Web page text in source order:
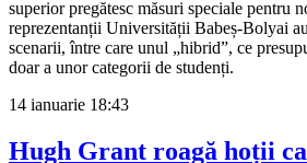
superior pregătesc măsuri speciale pentru
reprezentanții Universității Babeș-Bolyai
scenarii, între care unul „hibrid”, ce
doar a unor categorii de studenți.
14 ianuarie 18:43
Hugh Grant roagă hoții